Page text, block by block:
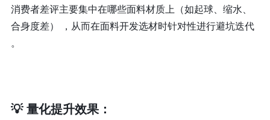
消费者差评主要集中在哪些面料材质上（如起球、缩水、
合身度差） ，从而在面料开发选材时针对性进行避坑迭代
。
💡 量化提升效果：